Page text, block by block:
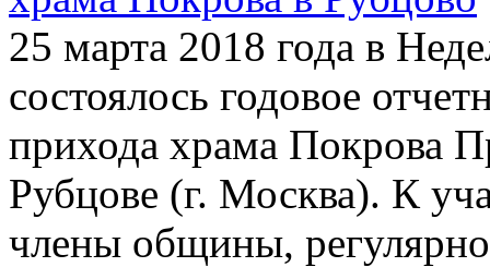
25 марта 2018 года в
состоялось годовое
прихода храма Покрова
Рубцове (г. Москва). К
члены общины,